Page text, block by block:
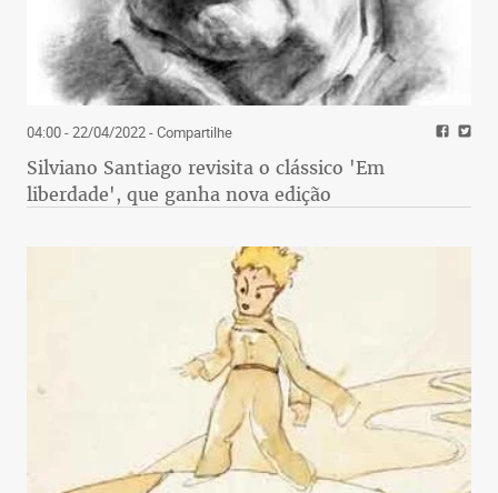
04:00 - 22/04/2022- Compartilhe
Silviano Santiago revisita o clássico 'Em
liberdade', que ganha nova edição